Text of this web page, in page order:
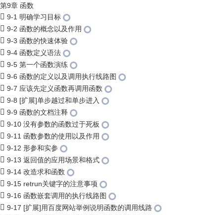
第9章 函数
9-1 明确学习目标
9-2 函数的概念以及作用
9-3 函数的快速体验
9-4 函数定义语法
9-5 第一个函数演练
9-6 函数的定义以及调用执行线路图
9-7 应该先定义函数再调用函数
9-8 [扩展]单步越过和单步进入
9-9 函数的文档注释
9-10 没有参数的函数过于死板
9-11 函数参数的使用以及作用
9-12 形参和实参
9-13 返回值的应用场景和格式
9-14 改造求和函数
9-15 retrun关键字的注意事项
9-16 函数嵌套调用的执行线路图
9-17 [扩展]用百度网站举例说明函数的调用线路